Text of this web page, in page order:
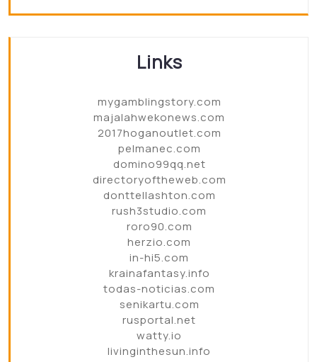
Links
mygamblingstory.com
majalahwekonews.com
2017hoganoutlet.com
pelmanec.com
domino99qq.net
directoryoftheweb.com
donttellashton.com
rush3studio.com
roro90.com
herzio.com
in-hi5.com
krainafantasy.info
todas-noticias.com
senikartu.com
rusportal.net
watty.io
livinginthesun.info